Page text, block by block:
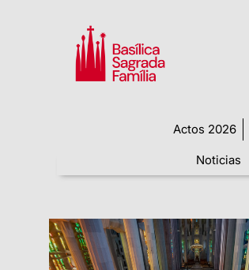
Actos 2026
Noticias